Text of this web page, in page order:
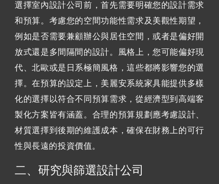
選擇室內設計公司前，首先需要明確您的設計需求
和預算。考慮您的空間功能性需求及美觀性期望，
例如是否需要兼顧辦公與居住空間，或者是偏好開
放式還是多間隔間的設計。風格上，您可能偏好現
代、北歐或是日系極簡風格，這些都將影響您的選
擇。在預算的設定上，美麗安系統家具能提供多樣
化的選擇以符合不同預算需求，從經濟型到高端客
製化方案皆有涵蓋。合理的預算規劃應考慮設計、
材質選擇到後期的維護成本，確保在財務上的可行
性與長遠的投資價值。
二、研究與篩選設計公司